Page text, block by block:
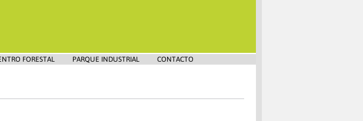
FORESTAL PARQUE INDUSTRIAL CONTACTO